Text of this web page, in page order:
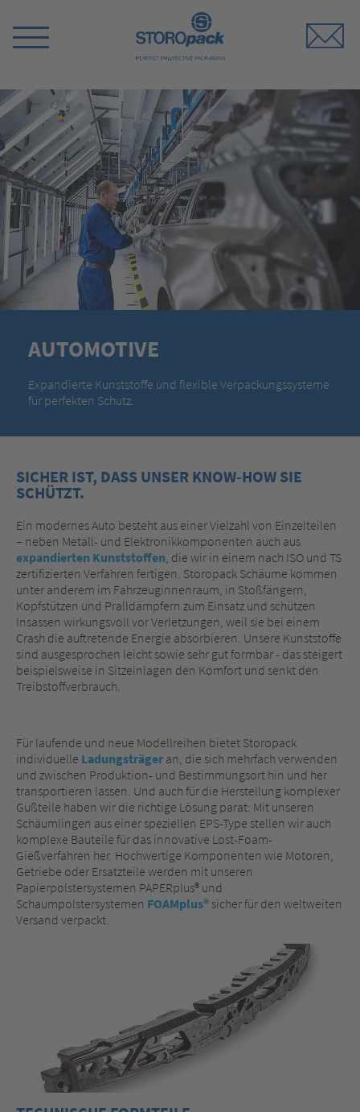
Menü
AUTOMOTIVE
Expandierte Kunststoffe und flexible Verpackungssysteme
für perfekten Schutz.
SICHER IST, DASS UNSER KNOW-HOW SIE
SCHÜTZT.
Ein modernes Auto besteht aus einer Vielzahl von Einzelteilen
– neben Metall- und Elektronikkomponenten auch aus
expandierten Kunststoffen , die wir in einem nach ISO und TS
zertifizierten Verfahren fertigen. Storopack Schäume kommen
unter anderem im Fahrzeuginnenraum, in Stoßfängern,
Kopfstützen und Pralldämpfern zum Einsatz und schützen
Insassen wirkungsvoll vor Verletzungen, weil sie bei einem
Crash die auftretende Energie absorbieren. Unsere Kunststoffe
sind ausgesprochen leicht sowie sehr gut formbar - das steigert
beispielsweise in Sitzeinlagen den Komfort und senkt den
Treibstoffverbrauch.
Für laufende und neue Modellreihen bietet Storopack
individuelle Ladungsträger an, die sich mehrfach verwenden
und zwischen Produktion- und Bestimmungsort hin und her
transportieren lassen. Und auch für die Herstellung komplexer
Gußteile haben wir die richtige Lösung parat: Mit unseren
Schäumlingen aus einer speziellen EPS-Type stellen wir auch
komplexe Bauteile für das innovative Lost-Foam-
Gießverfahren her. Hochwertige Komponenten wie Motoren,
Getriebe oder Ersatzteile werden mit unseren
Papierpolstersystemen PAPERplus® und
Schaumpolstersystemen FOAMplus® sicher für den weltweiten
Versand verpackt.